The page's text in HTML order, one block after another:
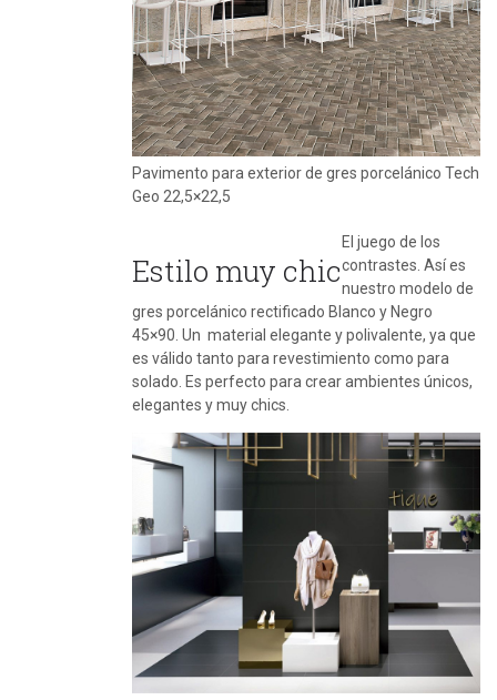
Pavimento para exterior de gres porcelánico Tech
Geo 22,5×22,5
Estilo muy chic
El juego de los
contrastes. Así es
nuestro modelo de
gres porcelánico rectificado Blanco y Negro
45×90. Un material elegante y polivalente, ya que
es válido tanto para revestimiento como para
solado. Es perfecto para crear ambientes únicos,
elegantes y muy chics.